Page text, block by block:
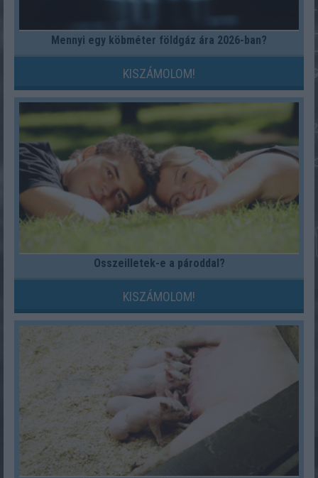
Mennyi egy köbméter földgáz ára 2026-ban?
KISZÁMOLOM!
Összeilletek-e a pároddal?
KISZÁMOLOM!